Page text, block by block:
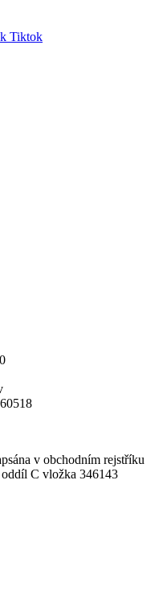
Tiktok
v obchodním rejstříku
oddíl C vložka 346143